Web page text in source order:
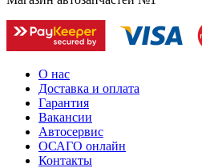
О нас
Доставка и оплата
Гарантия
Вакансии
Автосервис
ОСАГО онлайн
Контакты